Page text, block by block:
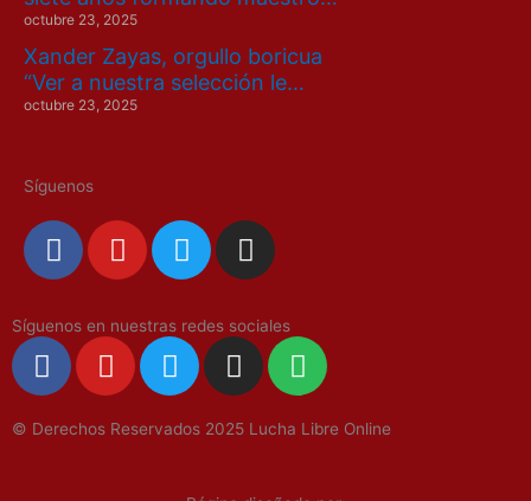
octubre 23, 2025
Xander Zayas, orgullo boricua
“Ver a nuestra selección le…
octubre 23, 2025
Síguenos
F
a
e
b
o
k
Y
o
t
u
b
T
w
t
t
e
I
n
t
a
g
a
Síguenos en nuestras redes sociales
F
a
e
Y
o
t
T
w
t
I
n
t
S
p
t
© Derechos Reservados 2025 Lucha Libre Online